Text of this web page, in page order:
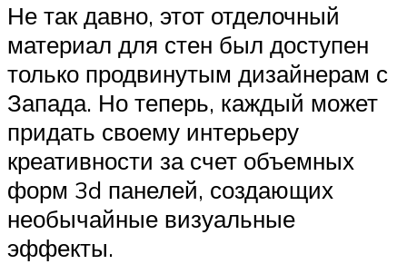
Не так давно, этот отделочный
материал для стен был доступен
только продвинутым дизайнерам с
Запада. Но теперь, каждый может
придать своему интерьеру
креативности за счет объемных
форм 3d панелей, создающих
необычайные визуальные
эффекты.